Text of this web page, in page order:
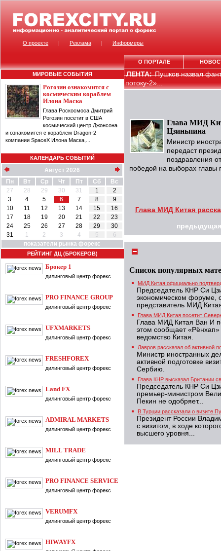
МИРОВЫЕ СОБЫТИЯ
Рогозин ознакомится с
космическим кораблем
Илона Маска
Глава Роскосмоса Дмитрий
Рогозин посетит в США
космический центр Джонсона
и ознакомится с кораблем Dragon-2
компании SpaceX Илона Маска,...
КАЛЕНДАРЬ СОБЫТИЙ
Август 2026
Пн
Вт Ср Чт Пт Сб
Вс
27
28 29 30 31 1
2
3
4 5 6 7 8
9
10
11 12 13 14 15
16
17
18 19 20 21 22
23
24
25 26 27 28 29
30
31
1 2 3 4 5
6
показатели рынка форекс
РЕЙТИНГ ДЦ (БРОКЕРОВ)
Брокер 1
дилинговый центр форекс
PRO FINANCE GROUP
дилинговый центр форекс
UFXMARKETS
дилинговый центр форекс
FRESHFOREX
дилинговый центр форекс
Land FX
дилинговый центр форекс
ADMIRAL MARKETS
дилинговый центр форекс
MILL TRADE
дилинговый центр форекс
PRO FINANCE SERVICE
дилинговый центр форекс
VERUMFX
дилинговый центр форекс
HIWAYFX
ЛЕНТА:Пушков назвал
потоку-2»...
Глава МИД
Цзиньпина
Министр
передаст
поздравления
победой на выборах главы
Глава МИД Китая
предыдущая
Список популярных
МИД Китая официально
Председатель КНР Си
экономическом форуме,
представитель МИД
Глава МИД Китая посетит
Глава МИД Китая Ван И
этом сообщает
ведомство Китая.
Лавров рассказал об активной
Министр иностранных
активной подготовке
Сербию.
Глава КНР высказал Британии
Председатель КНР Си
премьер-министром
Пекин не одобряет...
В Турции рассказали о визите
Президент России
с визитом, в ходе
высшего уровня...
О проекте | Реклама | Информеры
О ПОРТАЛЕ